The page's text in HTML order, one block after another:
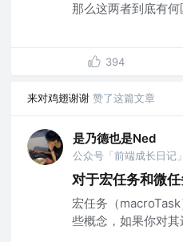
那么这两者到底有
394
来对鸡翅谢谢 赞了这篇文章
是乃德也是Ned
公众号「前端成长日记」
对于宏任务和微
宏任务（
些概念，如果你对